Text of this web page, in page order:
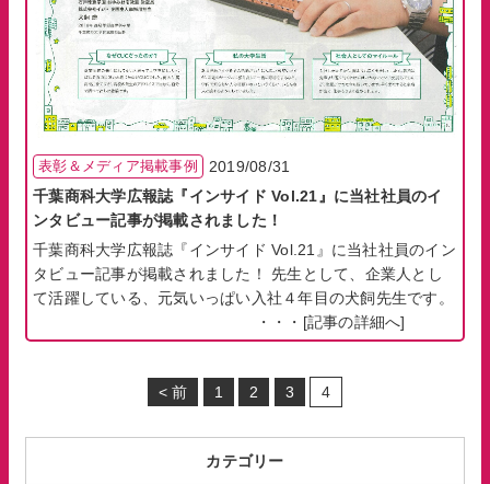
表彰＆メディア掲載事例
2019/08/31
千葉商科大学広報誌『インサイド Vol.21』に当社社員のイ
ンタビュー記事が掲載されました！
千葉商科大学広報誌『インサイド Vol.21』に当社社員のイン
タビュー記事が掲載されました！ 先生として、企業人とし
て活躍している、元気いっぱい入社４年目の犬飼先生です。
・・・ [記事の詳細へ]
< 前 1 2 3 4
カテゴリー